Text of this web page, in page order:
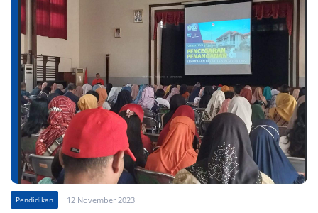
Pendidikan 12 November 2023